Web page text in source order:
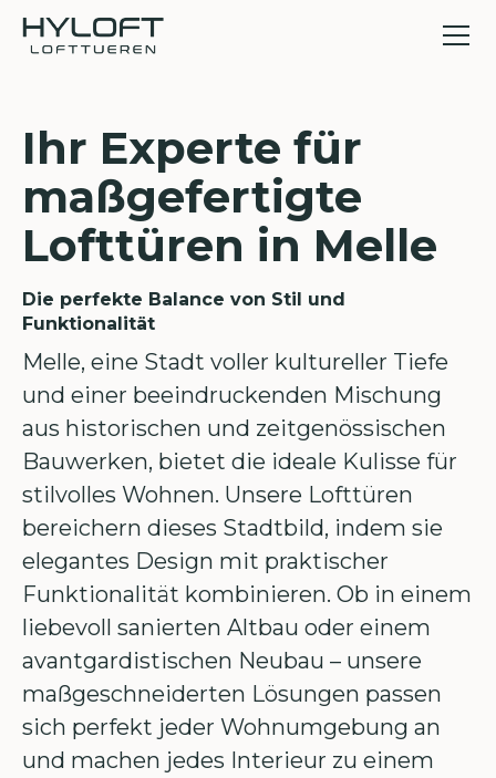
Ihr Experte für
maßgefertigte
Lofttüren in Melle
Die perfekte Balance von Stil und
Funktionalität
Melle, eine Stadt voller kultureller Tiefe
und einer beeindruckenden Mischung
aus historischen und zeitgenössischen
Bauwerken, bietet die ideale Kulisse für
stilvolles Wohnen. Unsere Lofttüren
bereichern dieses Stadtbild, indem sie
elegantes Design mit praktischer
Funktionalität kombinieren. Ob in einem
liebevoll sanierten Altbau oder einem
avantgardistischen Neubau – unsere
maßgeschneiderten Lösungen passen
sich perfekt jeder Wohnumgebung an
und machen jedes Interieur zu einem